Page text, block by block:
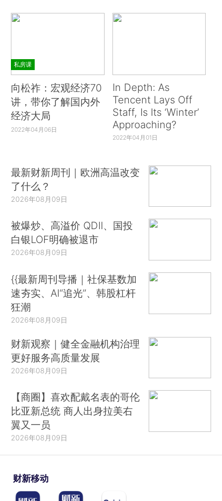
私房课
向松祚：宏观经济70
讲，带你了解国内外
经济大局
2022年04月06日
In Depth: As
Tencent Lays Off
Staff, Is Its ‘Winter’
Approaching?
2022年04月01日
最新财新周刊｜欧洲高温改变
了什么？
2026年08月09日
被爆炒、高溢价 QDII、国投
白银LOF明确被退市
2026年08月09日
{{最新周刊导播｜社保基数加
速夯实、AI“追光”、韩股杠杆
狂潮
2026年08月09日
财新观察｜健全金融机构治理
更好服务高质量发展
2026年08月09日
【商圈】喜欢配戴名表的哥伦
比亚新总统 商人出身拉美右
翼又一员
2026年08月09日
财新移动